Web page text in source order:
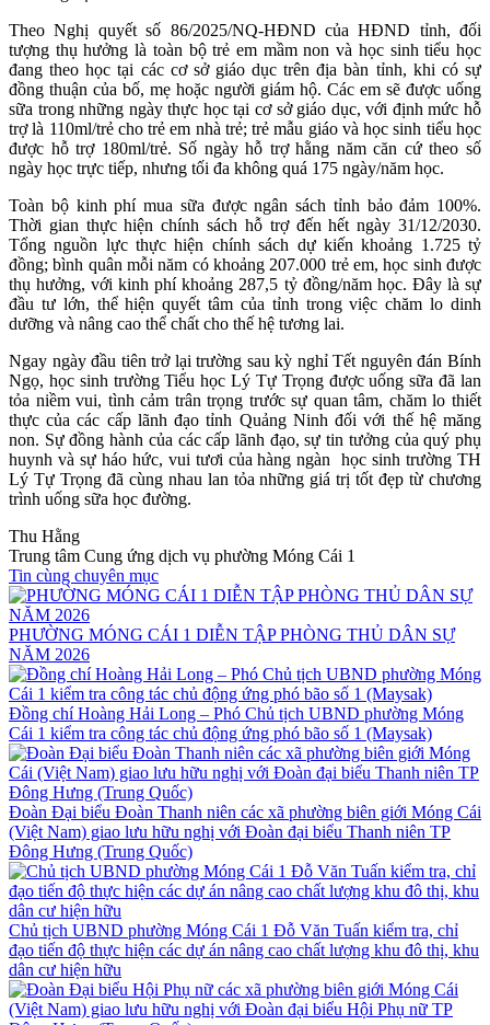
Theo Nghị quyết số 86/2025/NQ-HĐND của HĐND tỉnh, đối
tượng thụ hưởng là toàn bộ trẻ em mầm non và học sinh tiểu học
đang theo học tại các cơ sở giáo dục trên địa bàn tỉnh, khi có sự
đồng thuận của bố, mẹ hoặc người giám hộ. Các em sẽ được uống
sữa trong những ngày thực học tại cơ sở giáo dục, với định mức hỗ
trợ là 110ml/trẻ cho trẻ em nhà trẻ; trẻ mẫu giáo và học sinh tiểu học
được hỗ trợ 180ml/trẻ. Số ngày hỗ trợ hằng năm căn cứ theo số
ngày học trực tiếp, nhưng tối đa không quá 175 ngày/năm học.
Toàn bộ kinh phí mua sữa được ngân sách tỉnh bảo đảm 100%.
Thời gian thực hiện chính sách hỗ trợ đến hết ngày 31/12/2030.
Tổng nguồn lực thực hiện chính sách dự kiến khoảng 1.725 tỷ
đồng; bình quân mỗi năm có khoảng 207.000 trẻ em, học sinh được
thụ hưởng, với kinh phí khoảng 287,5 tỷ đồng/năm học. Đây là sự
đầu tư lớn, thể hiện quyết tâm của tỉnh trong việc chăm lo dinh
dưỡng và nâng cao thể chất cho thế hệ tương lai.
Ngay ngày đầu tiên trở lại trường sau kỳ nghỉ Tết nguyên đán Bính
Ngọ, học sinh trường Tiểu học Lý Tự Trọng được uống sữa đã lan
tỏa niềm vui, tình cảm trân trọng trước sự quan tâm, chăm lo thiết
thực của các cấp lãnh đạo tỉnh Quảng Ninh đối với thế hệ măng
non. Sự đồng hành của các cấp lãnh đạo, sự tin tưởng của quý phụ
huynh và sự háo hức, vui tươi của hàng ngàn học sinh trường TH
Lý Tự Trọng đã cùng nhau lan tỏa những giá trị tốt đẹp từ chương
trình uống sữa học đường.
Thu Hằng
Trung tâm Cung ứng dịch vụ phường Móng Cái 1
Tin cùng chuyên mục
PHƯỜNG MÓNG CÁI 1 DIỄN TẬP PHÒNG THỦ DÂN SỰ
NĂM 2026
Đồng chí Hoàng Hải Long – Phó Chủ tịch UBND phường Móng
Cái 1 kiểm tra công tác chủ động ứng phó bão số 1 (Maysak)
Đoàn Đại biểu Đoàn Thanh niên các xã phường biên giới Móng Cái
(Việt Nam) giao lưu hữu nghị với Đoàn đại biểu Thanh niên TP
Đông Hưng (Trung Quốc)
Chủ tịch UBND phường Móng Cái 1 Đỗ Văn Tuấn kiểm tra, chỉ
đạo tiến độ thực hiện các dự án nâng cao chất lượng khu đô thị, khu
dân cư hiện hữu